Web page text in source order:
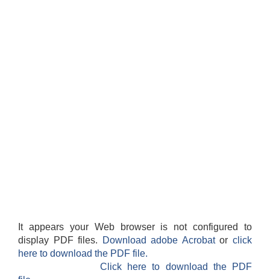
It appears your Web browser is not configured to
display PDF files.
Download adobe Acrobatorclick
here to download the PDF file.
Click here to download the PDF